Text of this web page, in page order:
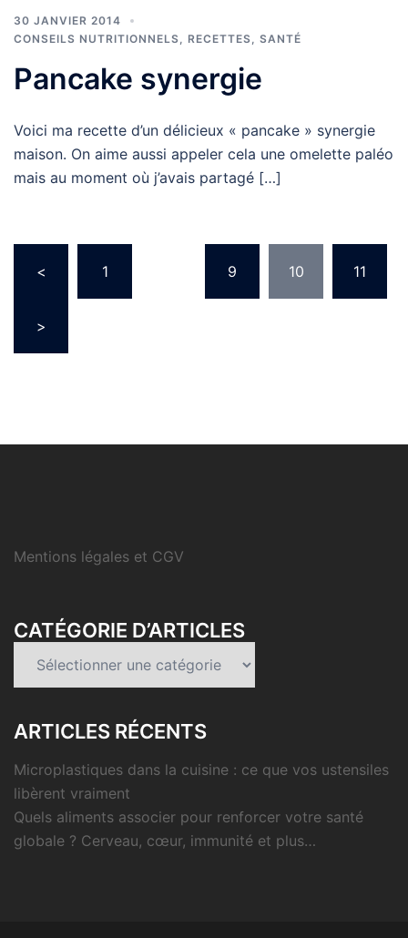
30 JANVIER 2014
CONSEILS NUTRITIONNELS
RECETTES SANTÉ
Pancake synergie
Voici ma recette d’un délicieux « pancake » synergie
maison. On aime aussi appeler cela une omelette paléo
mais au moment où j’avais partagé […]
des
publications
< 1 9 10 11
>
Mentions légales et CGV
CATÉGORIE D’ARTICLES
d’articles
ARTICLES RÉCENTS
Microplastiques dans la cuisine : ce que vos ustensiles
libèrent vraiment
Quels aliments associer pour renforcer votre santé
globale ? Cerveau, cœur, immunité et plus…